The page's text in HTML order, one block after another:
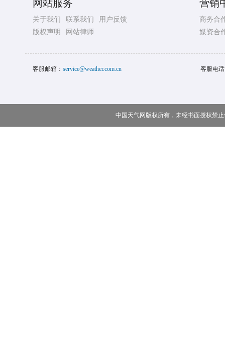
网站服务
关于我们 联系我们
用户反馈
版权声明
网站律师
营销
商务合
媒资合
客服邮箱： service@weather.com.cn 客服电
中国天气网版权所有，未经书面授权